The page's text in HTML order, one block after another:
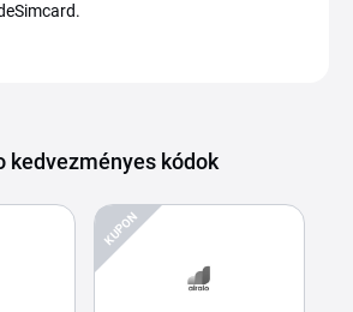
kedvezményes kódok
KUPON